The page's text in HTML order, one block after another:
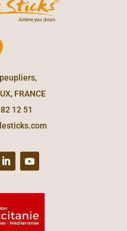
FRANCE
12 51